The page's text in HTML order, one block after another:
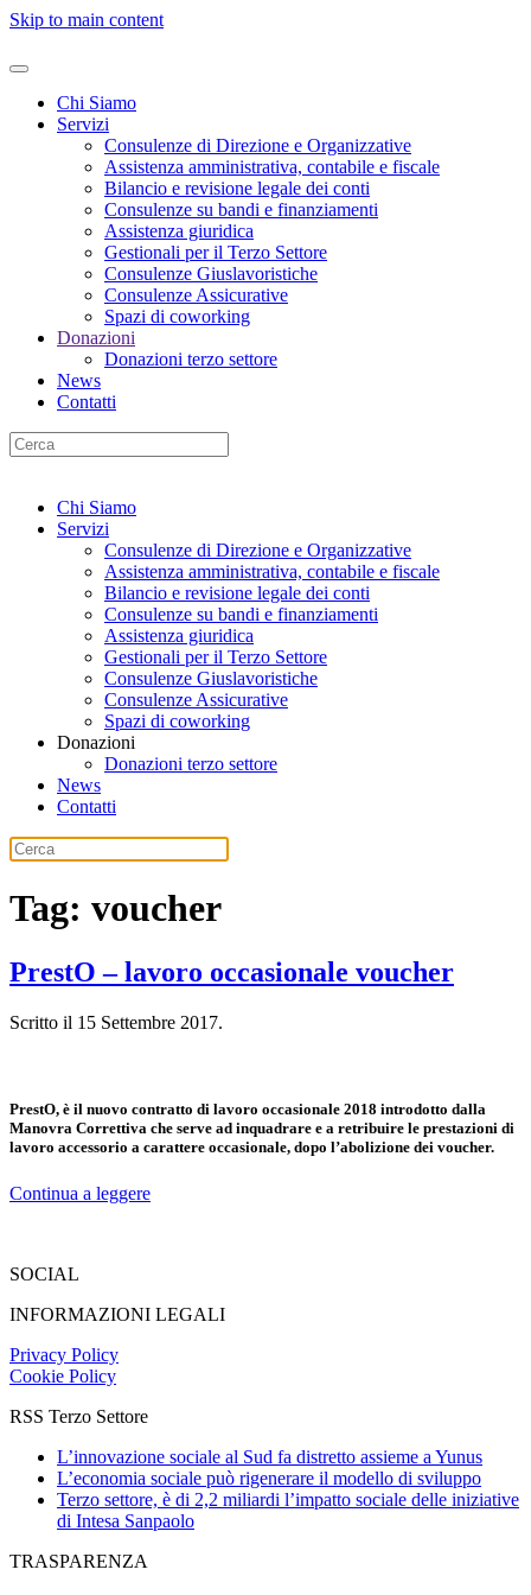
Skip to main content
Chi Siamo
Servizi
Consulenze di Direzione e Organizzative
Assistenza amministrativa, contabile e fiscale
Bilancio e revisione legale dei conti
Consulenze su bandi e finanziamenti
Assistenza giuridica
Gestionali per il Terzo Settore
Consulenze Giuslavoristiche
Consulenze Assicurative
Spazi di coworking
Donazioni
Donazioni terzo settore
News
Contatti
Chi Siamo
Servizi
Consulenze di Direzione e Organizzative
Assistenza amministrativa, contabile e fiscale
Bilancio e revisione legale dei conti
Consulenze su bandi e finanziamenti
Assistenza giuridica
Gestionali per il Terzo Settore
Consulenze Giuslavoristiche
Consulenze Assicurative
Spazi di coworking
Donazioni
Donazioni terzo settore
News
Contatti
Tag: voucher
PrestO – lavoro occasionale voucher
Scritto il 15 Settembre 2017.
PrestO, è il nuovo contratto di lavoro occasionale 2018 introdotto dalla
Manovra Correttiva che serve ad inquadrare e a retribuire le prestazioni di
lavoro accessorio a carattere occasionale, dopo l’abolizione dei voucher.
Continua a leggere
SOCIAL
INFORMAZIONI LEGALI
Privacy Policy
Cookie Policy
RSS Terzo Settore
L’innovazione sociale al Sud fa distretto assieme a Yunus
L’economia sociale può rigenerare il modello di sviluppo
Terzo settore, è di 2,2 miliardi l’impatto sociale delle iniziative
di Intesa Sanpaolo
TRASPARENZA